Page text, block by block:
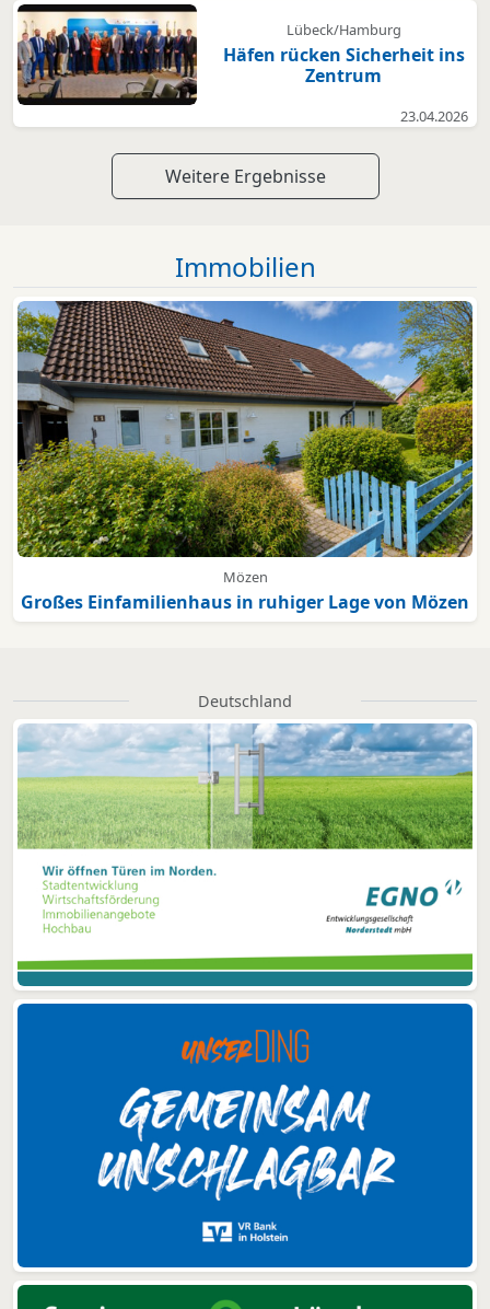
Lübeck/Hamburg
Häfen rücken Sicherheit ins
Zentrum
23.04.2026
Weitere Ergebnisse
Immobilien
Mözen
Großes Einfamilienhaus in ruhiger Lage von Mözen
Deutschland